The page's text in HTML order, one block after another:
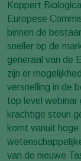
Koppert
Europese
binnen de
sneller op de
generaal van de
zijn er
versnelling in de
top level webinar
krachtige steun
komt vanuit
van de nieuwe